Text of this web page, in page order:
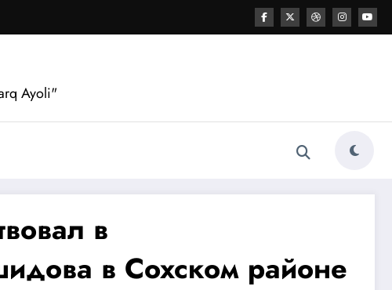
Ayoli"
в
в Сохском районе